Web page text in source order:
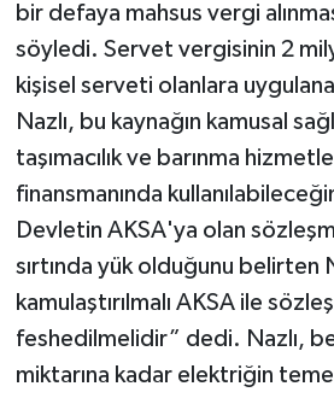
bir defaya mahsus vergi
söyledi. Servet vergisinin 2
kişisel serveti olanlara
Nazlı, bu kaynağın kamusal
taşımacılık ve barınma
finansmanında
Devletin AKSA'ya olan
sırtında yük olduğunu belirten
kamulaştırılmalı AKSA ile
feshedilmelidir” dedi. Nazlı,
miktarına kadar elektriğin temel